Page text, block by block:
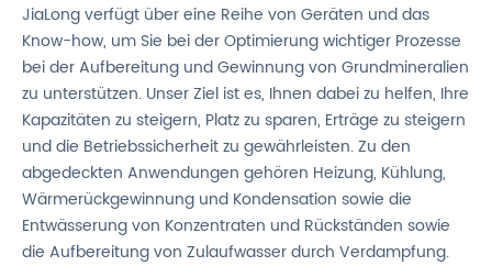
JiaLong verfügt über eine Reihe von Geräten und das
Know-how, um Sie bei der Optimierung wichtiger Prozesse
bei der Aufbereitung und Gewinnung von Grundmineralien
zu unterstützen. Unser Ziel ist es, Ihnen dabei zu helfen, Ihre
Kapazitäten zu steigern, Platz zu sparen, Erträge zu steigern
und die Betriebssicherheit zu gewährleisten. Zu den
abgedeckten Anwendungen gehören Heizung, Kühlung,
Wärmerückgewinnung und Kondensation sowie die
Entwässerung von Konzentraten und Rückständen sowie
die Aufbereitung von Zulaufwasser durch Verdampfung.